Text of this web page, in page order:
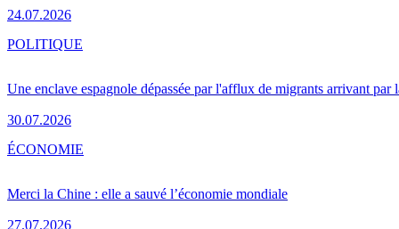
24.07.2026
Une enclave espagnole dépassée par l'afflux de migrants arrivant par
30.07.2026
POLITIQUE
Merci la Chine : elle a sauvé l’économie mondiale
27.07.2026
ÉCONOMIE